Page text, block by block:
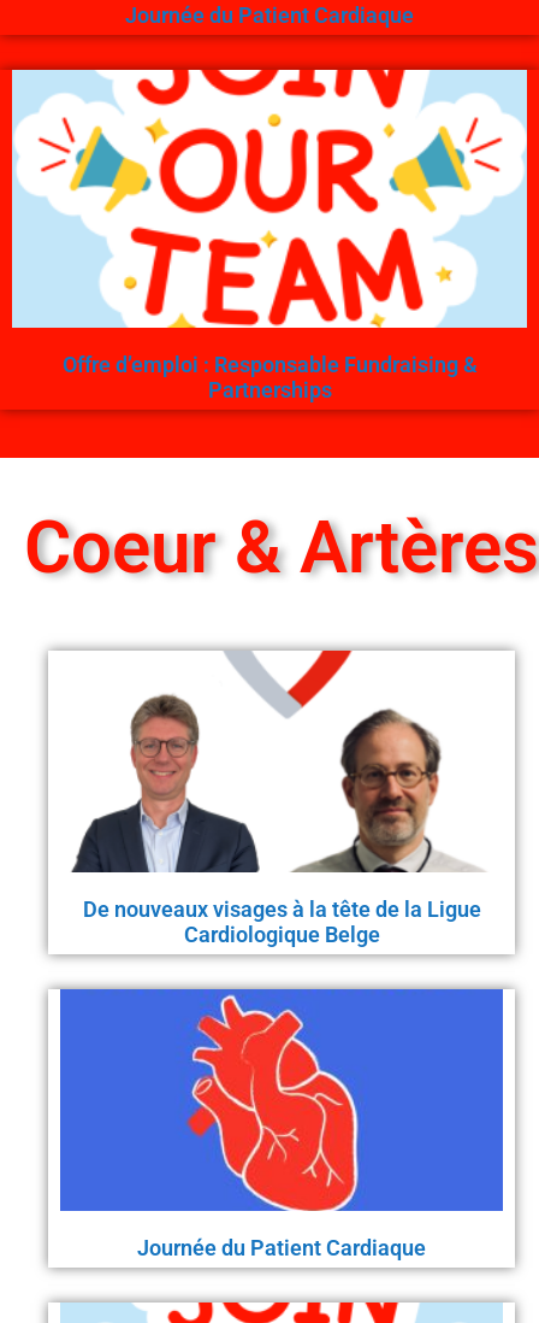
Journée du Patient Cardiaque
Offre d’emploi : Responsable Fundraising &
Partnerships
Coeur & Artères​
De nouveaux visages à la tête de la Ligue
Cardiologique Belge
Journée du Patient Cardiaque